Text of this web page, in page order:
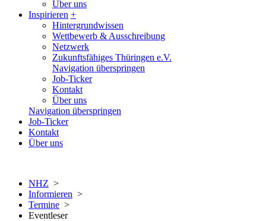
Über uns
Inspirieren +
Hintergrundwissen
Wettbewerb & Ausschreibung
Netzwerk
Zukunftsfähiges Thüringen e.V.
Navigation überspringen
Job-Ticker
Kontakt
Über uns
Navigation überspringen
Job-Ticker
Kontakt
Über uns
NHZ >
Informieren >
Termine >
Eventleser